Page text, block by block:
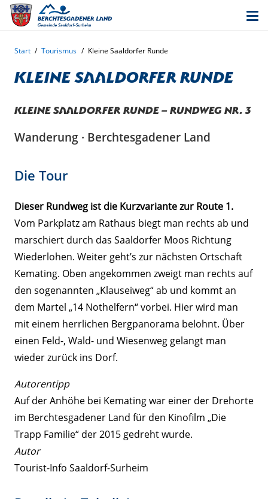
Start / Tourismus / Kleine Saaldorfer Runde
Kleine Saaldorfer Runde
Kleine Saaldorfer Runde – Rundweg Nr. 3
Wanderung · Berchtesgadener Land
Die Tour
Dieser Rundweg ist die Kurzvariante zur Route 1.
Vom Parkplatz am Rathaus biegt man rechts ab und
marschiert durch das Saaldorfer Moos Richtung
Wiederlohen. Weiter geht’s zur nächsten Ortschaft
Kemating. Oben angekommen zweigt man rechts auf
den sogenannten „Klauseiweg“ ab und kommt an
dem Martel „14 Nothelfern“ vorbei. Hier wird man
mit einem herrlichen Bergpanorama belohnt. Über
einen Feld-, Wald- und Wiesenweg gelangt man
wieder zurück ins Dorf.
Autorentipp
Auf der Anhöhe bei Kemating war einer der Drehorte
im Berchtesgadener Land für den Kinofilm „Die
Trapp Familie“ der 2015 gedreht wurde.
Autor
Tourist-Info Saaldorf-Surheim